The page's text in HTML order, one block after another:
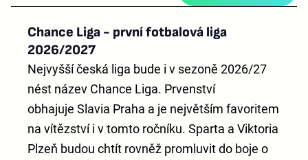
Chance Liga - první fotbalová liga
2026/2027
Nejvyšší česká liga bude i v sezoně 2026/27
nést název Chance Liga. Prvenství
obhajuje Slavia Praha a je největším favoritem
na vítězství i v tomto ročníku. Sparta a Viktoria
Plzeň budou chtít rovněž promluvit do boje o